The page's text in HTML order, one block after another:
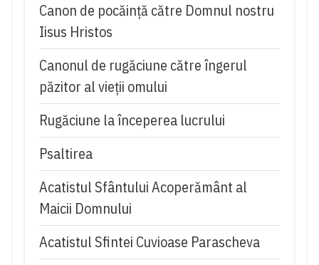
Canon de pocăință către Domnul nostru
Iisus Hristos
Canonul de rugăciune către îngerul
păzitor al vieții omului
Rugăciune la începerea lucrului
Psaltirea
Acatistul Sfântului Acoperământ al
Maicii Domnului
Acatistul Sfintei Cuvioase Parascheva